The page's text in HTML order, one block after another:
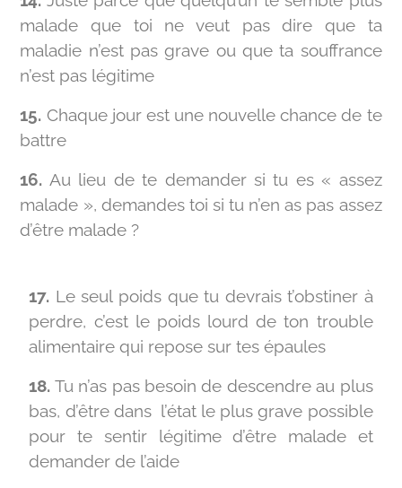
malade que toi ne veut pas dire que ta
maladie n’est pas grave ou que ta souffrance
n’est pas légitime
15. Chaque jour est une nouvelle chance de te
battre
16. Au lieu de te demander si tu es « assez
malade », demandes toi si tu n’en as pas assez
d’être malade ?
17. Le seul poids que tu devrais t’obstiner à
perdre, c’est le poids lourd de ton trouble
alimentaire qui repose sur tes épaules
18. Tu n’as pas besoin de descendre au plus
bas, d’être dans l’état le plus grave possible
pour te sentir légitime d’être malade et
demander de l’aide